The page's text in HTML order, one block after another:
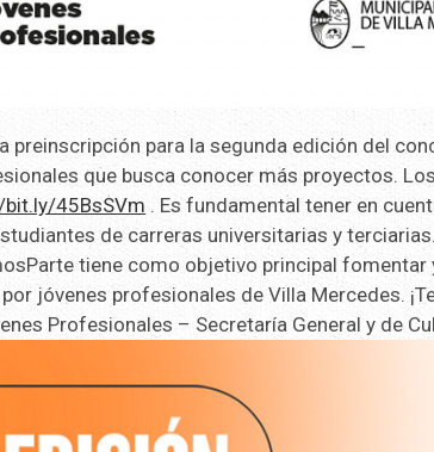
preinscripción para la segunda edición del
que busca conocer más proyectos.
45BsSVm . Es fundamental tener en
de carreras universitarias y
tiene como objetivo principal
jóvenes profesionales de Villa Mercedes.
Profesionales – Secretaría General y de